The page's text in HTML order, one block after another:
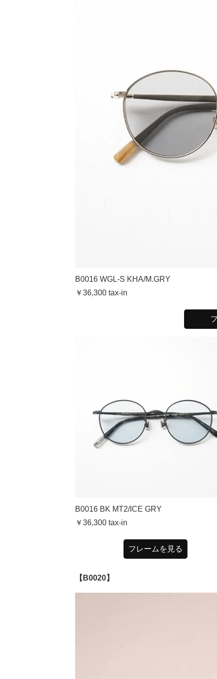
B0016 WGL-S KHA/M.GRY
￥36,300 tax-in
B0016 BK MT2/ICE GRY
￥36,300 tax-in
フレームを見る
【B0020】